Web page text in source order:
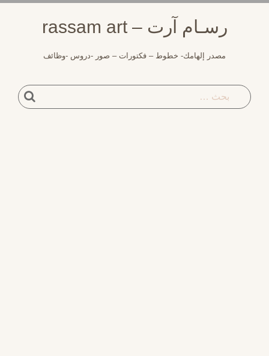
رسـام آرت – rassam art
مصدر إلهامك- خطوط – فكتورات – صور -دروس -وظائف